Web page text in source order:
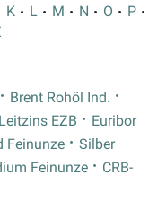
K L M N O
P
Brent Rohöl Ind.
Leitzins EZB
Euribor
Feinunze
Silber
Feinunze
CRB-